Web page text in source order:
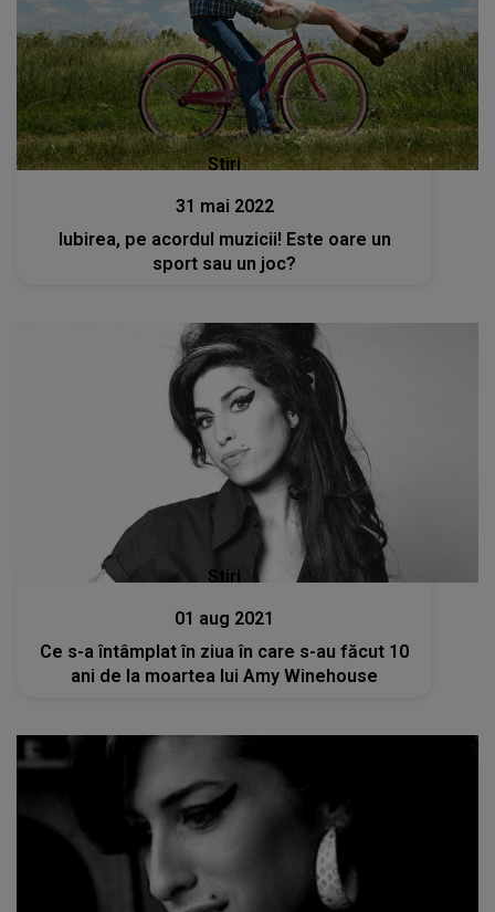
Stiri
31 mai 2022
Iubirea, pe acordul muzicii! Este oare un
sport sau un joc?
Stiri
01 aug 2021
Ce s-a întâmplat în ziua în care s-au făcut 10
ani de la moartea lui Amy Winehouse